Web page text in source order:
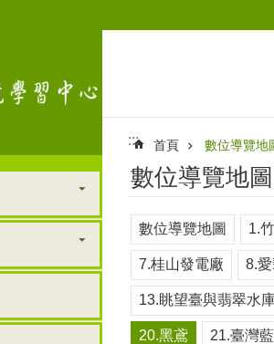
::: 首頁 數位導覽地
數位導覽地圖
數位導覽地圖 1.
7.桂山發電廠 8.
13.眺望臺與翡翠水
20.黑鳶 21.臺灣